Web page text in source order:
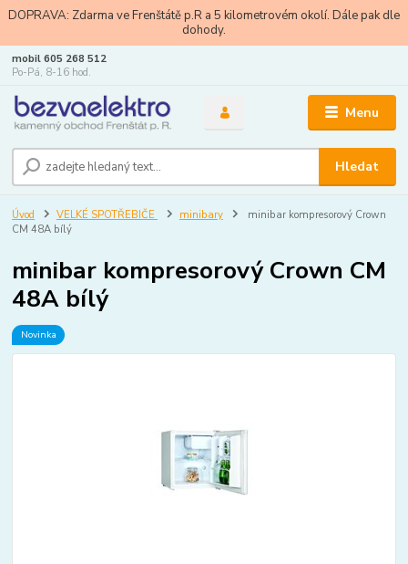
DOPRAVA: Zdarma ve Frenštátě p.R a 5 kilometrovém okolí. Dále pak dle
dohody.
Menu
Hledat
mobil 605 268 512
Po-Pá, 8-16 hod.
Úvod VELKÉ SPOTŘEBIČE minibary
minibar kompresorový Crown
CM 48A bílý
minibar kompresorový Crown CM
48A bílý
Novinka